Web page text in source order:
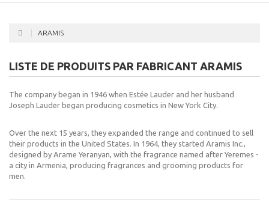
ARAMIS
LISTE DE PRODUITS PAR FABRICANT ARAMIS
The company began in 1946 when Estée Lauder and her husband
Joseph Lauder began producing cosmetics in New York City.
Over the next 15 years, they expanded the range and continued to sell
their products in the United States. In 1964, they started Aramis Inc.,
designed by Arame Yeranyan, with the fragrance named after Yeremes -
a city in Armenia, producing fragrances and grooming products for
men.